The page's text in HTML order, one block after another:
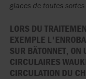
glaces de toutes
LORS DU
EXEMPLE
SUR BÂTONNET, ON
CIRCULAIRES
CIRCULATION DU